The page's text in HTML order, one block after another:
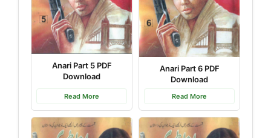
Anari Part 5 PDF
Download
Read More
Anari Part 6 PDF
Download
Read More